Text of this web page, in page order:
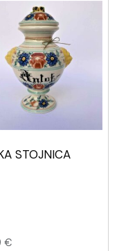
STOJNICA
€